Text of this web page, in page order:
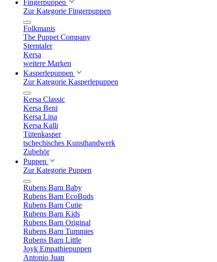
Fingerpuppen
Zur Kategorie Fingerpuppen
Folkmanis
The Puppet Company
Sterntaler
Kersa
weitere Marken
Kasperlepuppen
Zur Kategorie Kasperlepuppen
Kersa Classic
Kersa Beni
Kersa Lina
Kersa Kalli
Tütenkasper
tschechisches Kunsthandwerk
Zubehör
Puppen
Zur Kategorie Puppen
Rubens Barn Baby
Rubens Barn EcoBuds
Rubens Barn Cutie
Rubens Barn Kids
Rubens Barn Original
Rubens Barn Tummies
Rubens Barn Little
Joyk Empathiepuppen
Antonio Juan